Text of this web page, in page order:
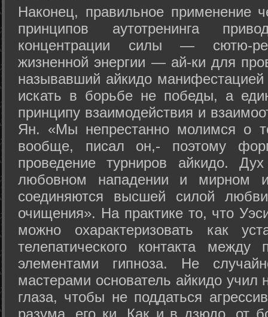
Наконец, правильное применение
принципов аутотренинга
концентрации силы — сютю-
жизненной энергии — ай-ки для
называвший айкидо
искать в борьбе не победы, а
принципу взаимодействия и
Ян. «Мы непрестанно молимся о
вообще, писал он,- поэтому
проведение турниров айкидо.
любовном нападении и мирном
соединяются высшей силой
очищения». На практике то, что
можно охарактеризовать как
телепатического контакта между
элементами гипноза. Не
мастерами основатель айкидо учил
глаза, чтобы не поддаться
разума, его ки. Как и в дзюдо, от